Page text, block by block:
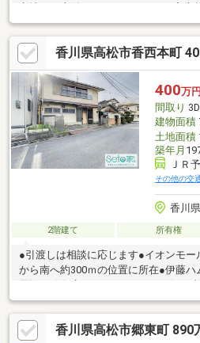
豊富で在宅ワークや趣味部屋としても
っかり確保できる間取り・昭和の趣を
リフォーム・リノベーション素材とし
のため電車利用中心の方におすすめ敷
区域・土砂災害特別警戒区域に該当し
香川県高松市香西本町
400万円
間取り
建物面積
土地面積
築年月
ＪＲ
その他の交
香川
2階建て 所有権
●引渡しは相談に応じます●イオンモ
から南へ約300ｍの位置に所在●伊藤
香川県高松市郷東町 890